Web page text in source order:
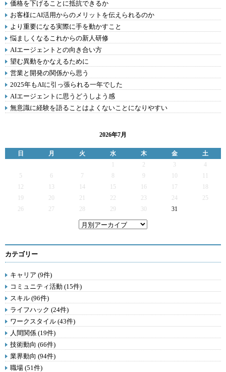
価格を下げることに抵抗できるか
お客様にAI活用からのメリットを伝えられるのか
より重要になる実際に手を動かすこと
悩ましくなるこれからの新人研修
AIエージェントとの向き合い方
望む異動をかなえるために
営業と開発の関係から思う
2025年もAIに引っ張られる一年でした
AIエージェントに思うどうしよう感
無意識に経験を語ることはよくないことになりやすい
2026年7月
日 月 火 水 木 金
土
2 3
4
5
6 7 9
12
13 14 15 16 17
19
20 21 22 23 24
25
26
27 28 29 30 31
カテゴリー
キャリア (9件)
コミュニティ活動 (15件)
スキル (96件)
ライフハック (24件)
ワークスタイル (43件)
人間関係 (19件)
技術動向 (66件)
業界動向 (94件)
職場 (51件)